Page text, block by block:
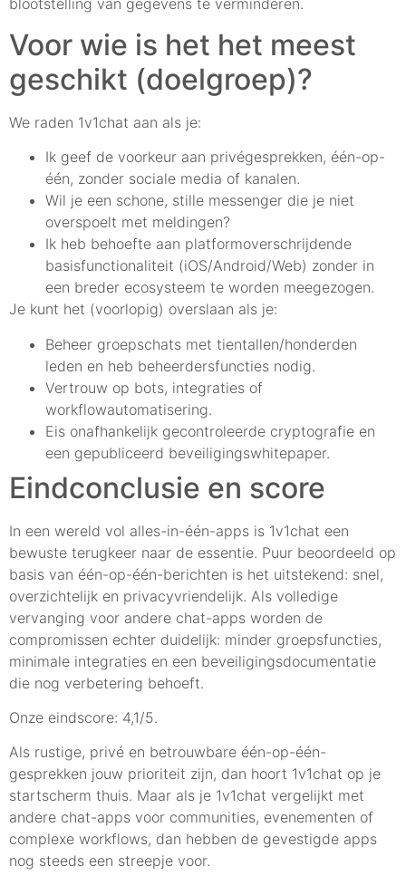
blootstelling van gegevens te verminderen.
Voor wie is het het meest
geschikt (doelgroep)?
We raden 1v1chat aan als je:
Ik geef de voorkeur aan privégesprekken, één-op-
één, zonder sociale media of kanalen.
Wil je een schone, stille messenger die je niet
overspoelt met meldingen?
Ik heb behoefte aan platformoverschrijdende
basisfunctionaliteit (iOS/Android/Web) zonder in
een breder ecosysteem te worden meegezogen.
Je kunt het (voorlopig) overslaan als je:
Beheer groepschats met tientallen/honderden
leden en heb beheerdersfuncties nodig.
Vertrouw op bots, integraties of
workflowautomatisering.
Eis onafhankelijk gecontroleerde cryptografie en
een gepubliceerd beveiligingswhitepaper.
Eindconclusie en score
In een wereld vol alles-in-één-apps is 1v1chat een
bewuste terugkeer naar de essentie. Puur beoordeeld op
basis van één-op-één-berichten is het uitstekend: snel,
overzichtelijk en privacyvriendelijk. Als volledige
vervanging voor andere chat-apps worden de
compromissen echter duidelijk: minder groepsfuncties,
minimale integraties en een beveiligingsdocumentatie
die nog verbetering behoeft.
Onze eindscore: 4,1/5.
Als rustige, privé en betrouwbare één-op-één-
gesprekken jouw prioriteit zijn, dan hoort 1v1chat op je
startscherm thuis. Maar als je 1v1chat vergelijkt met
andere chat-apps voor communities, evenementen of
complexe workflows, dan hebben de gevestigde apps
nog steeds een streepje voor.